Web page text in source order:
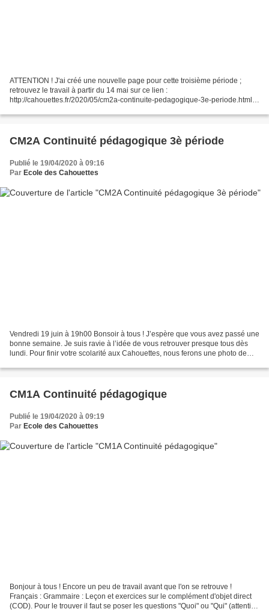
ATTENTION ! J'ai créé une nouvelle page pour cette troisième période ;
retrouvez le travail à partir du 14 mai sur ce lien :
http://cahouettes.fr/2020/05/cm2a-continuite-pedagogique-3e-periode.html
CM2A Continuité pédagogique 3è période
Publié le 19/04/2020 à 09:16
Par Ecole des Cahouettes
Vendredi 19 juin à 19h00 Bonsoir à tous ! J’espère que vous avez passé une
bonne semaine. Je suis ravie à l’idée de vous retrouver presque tous dès
lundi. Pour finir votre scolarité aux Cahouettes, nous ferons une photo de
CM1A Continuité pédagogique
Publié le 19/04/2020 à 09:19
Par Ecole des Cahouettes
Bonjour à tous ! Encore un peu de travail avant que l'on se retrouve !
Français : Grammaire : Leçon et exercices sur le complément d'objet direct
(COD). Pour le trouver il faut se poser les questions "Quoi" ou "Qui" (attention